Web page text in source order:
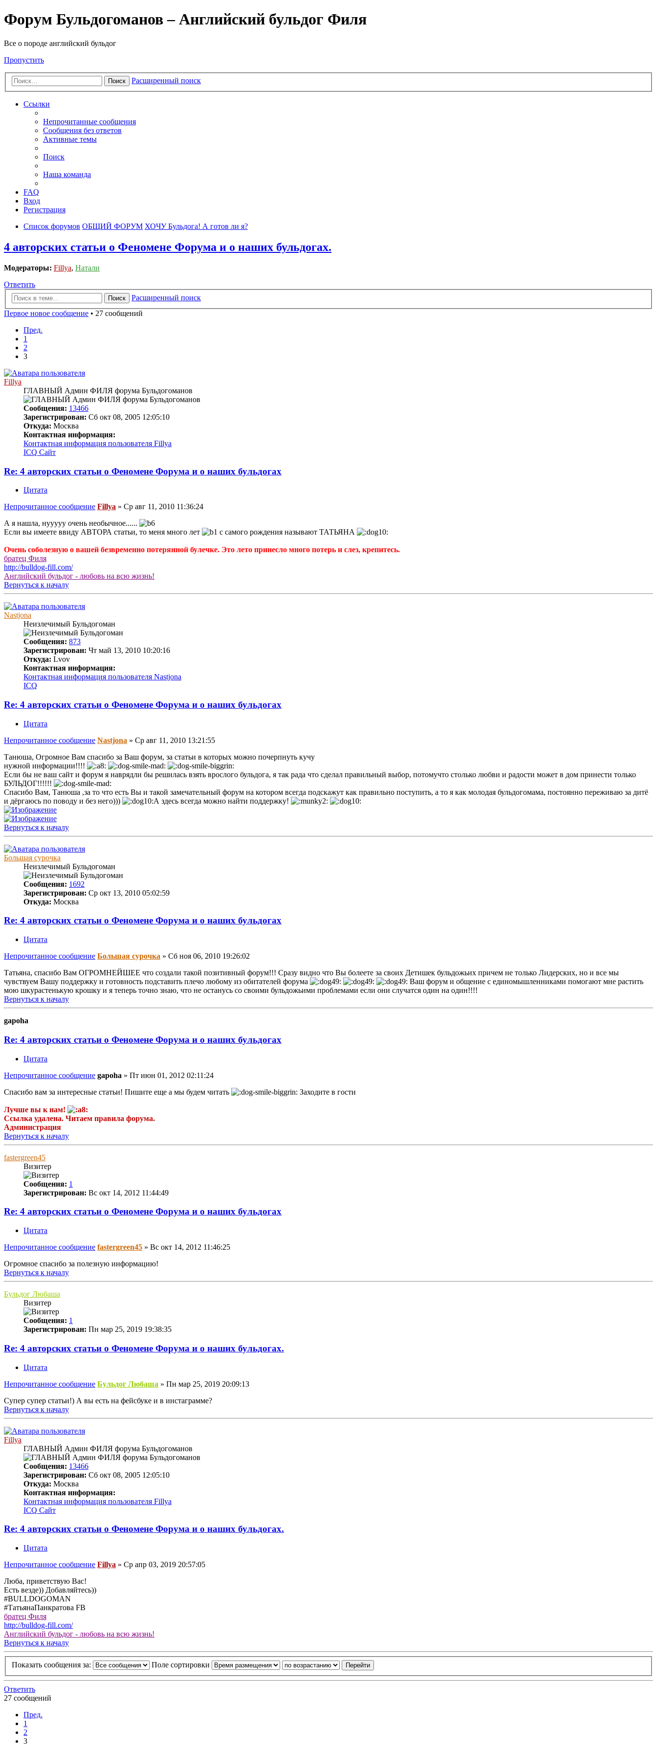
Форум Бульдогоманов – Английский бульдог Филя
Все о породе английский бульдог
Пропустить
Поиск Расширенный поиск
Ссылки
Непрочитанные сообщения
Сообщения без ответов
Активные темы
Поиск
Наша команда
FAQ
Вход
Регистрация
Список форумов ОБЩИЙ ФОРУМ ХОЧУ Бульдога! А готов ли я?
4 авторских статьи о Феномене Форума и о наших бульдогах.
Модераторы: Fillya, Натали
Ответить
Поиск
Расширенный поиск
Первое новое сообщение • 27 сообщений
Пред.
1
2
3
Fillya
ГЛАВНЫЙ Админ ФИЛЯ форума Бульдогоманов
Сообщения: 13466
Зарегистрирован: Сб окт 08, 2005 12:05:10
Откуда: Москва
Контактная информация:
Контактная информация пользователя Fillya
ICQ Сайт
Re: 4 авторских статьи о Феномене Форума и о наших бульдогах
Цитата
Непрочитанное сообщение Fillya » Ср авг 11, 2010 11:36:24
А я нашла, нууууу очень необычное......
Если вы имеете ввиду АВТОРА статьи, то меня много лет
с самого рождения называют ТАТЬЯНА
Очень соболезную о вашей безвременно потерянной булечке. Это лето принесло много потерь и слез, крепитесь.
братец Филя
http://bulldog-fill.com/
Английский бульдог - любовь на всю жизнь!
Вернуться к началу
Nastjona
Неизлечимый Бульдогоман
Сообщения: 873
Зарегистрирован: Чт май 13, 2010 10:20:16
Откуда: Lvov
Контактная информация:
Контактная информация пользователя Nastjona
ICQ
Re: 4 авторских статьи о Феномене Форума и о наших бульдогах
Цитата
Непрочитанное сообщение Nastjona » Ср авг 11, 2010 13:21:55
Танюша, Огромное Вам спасибо за Ваш форум, за статьи в которых можно почерпнуть кучу
нужной информации!!!!
Если бы не ваш сайт и форум я наврядли бы решилась взять врослого бульдога, я так рада что сделал правильный выбор, потомучто столько любви и радости может в дом принести только
БУЛЬДОГ!!!!!!
Спасибо Вам, Танюша ,за то что есть Вы и такой замечательный форум на котором всегда подскажут как правильно поступить, а то я как молодая бульдогомама, постоянно переживаю за дитё
и дёргаюсь по поводу и без него)))
А здесь всегда можно найти поддержку!
Вернуться к началу
Большая сурочка
Неизлечимый Бульдогоман
Сообщения: 1692
Зарегистрирован: Ср окт 13, 2010 05:02:59
Откуда: Москва
Re: 4 авторских статьи о Феномене Форума и о наших бульдогах
Цитата
Непрочитанное сообщение Большая сурочка » Сб ноя 06, 2010 19:26:02
Татьяна, спасибо Вам ОГРОМНЕЙШЕЕ что создали такой позитивный форум!!! Сразу видно что Вы болеете за своих Детишек бульдожьих причем не только Лидерских, но и все мы
чувствуем Вашу поддержку и готовность подставить плечо любому из обитателей форума
Ваш форум и общение с единомышленниками помогают мне растить
мою шкурастенькую крошку и я теперь точно знаю, что не останусь со своими бульдожьими проблемами если они случатся один на один!!!!
Вернуться к началу
gapoha
Re: 4 авторских статьи о Феномене Форума и о наших бульдогах
Цитата
Непрочитанное сообщение gapoha » Пт июн 01, 2012 02:11:24
Спасибо вам за интересные статьи! Пишите еще а мы будем читать
Заходите в гости
Лучше вы к нам!
Ссылка удалена. Читаем правила форума.
Администрация
Вернуться к началу
fastergreen45
Визитер
Сообщения: 1
Зарегистрирован: Вс окт 14, 2012 11:44:49
Re: 4 авторских статьи о Феномене Форума и о наших бульдогах
Цитата
Непрочитанное сообщение fastergreen45 » Вс окт 14, 2012 11:46:25
Огромное спасибо за полезную информацию!
Вернуться к началу
Бульдог Любаша
Визитер
Сообщения: 1
Зарегистрирован: Пн мар 25, 2019 19:38:35
Re: 4 авторских статьи о Феномене Форума и о наших бульдогах.
Цитата
Непрочитанное сообщение Бульдог Любаша » Пн мар 25, 2019 20:09:13
Супер супер статьи!) А вы есть на фейсбуке и в инстаграмме?
Вернуться к началу
Fillya
ГЛАВНЫЙ Админ ФИЛЯ форума Бульдогоманов
Сообщения: 13466
Зарегистрирован: Сб окт 08, 2005 12:05:10
Откуда: Москва
Контактная информация:
Контактная информация пользователя Fillya
ICQ Сайт
Re: 4 авторских статьи о Феномене Форума и о наших бульдогах.
Цитата
Непрочитанное сообщение Fillya » Ср апр 03, 2019 20:57:05
Люба, приветствую Вас!
Есть везде)) Добавляйтесь))
#BULLDOGOMAN
#ТатьянаПанкратова FB
братец Филя
http://bulldog-fill.com/
Английский бульдог - любовь на всю жизнь!
Вернуться к началу
Показать сообщения за: Поле сортировки
Ответить
27 сообщений
Пред.
1
2
3